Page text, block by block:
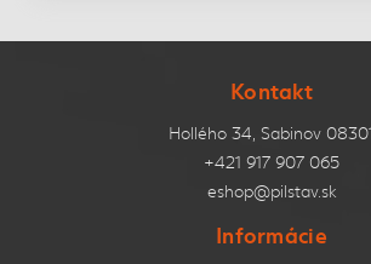
Kontakt
Hollého 34, Sabinov
+421 917 907 065
eshop@pilstav.sk
Informácie